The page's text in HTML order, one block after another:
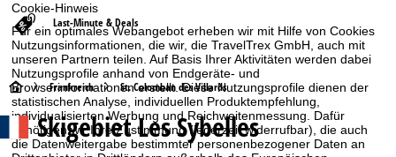
Cookie-Hinweis
Für ein optimales Webangebot erheben wir mit Hilfe von Cookies
Nutzungsinformationen, die wir, die TravelTrex GmbH, auch mit
unseren Partnern teilen. Auf Basis Ihrer Aktivitäten werden dabei
Nutzungsprofile anhand von Endgeräte- und
Browserinformationen erstellt. Diese Nutzungsprofile dienen der
statistischen Analyse, individuellen Produktempfehlung,
individualisierten Werbung und Reichweitenmessung. Dafür
benötigen wir Ihre Zustimmung (jederzeit widerrufbar), die auch
die Datenweitergabe bestimmter personenbezogener Daten an
Last-Minute & Deals
S
t
Frankreich St. Colomban des Villards
SkigebietLes Sybelles